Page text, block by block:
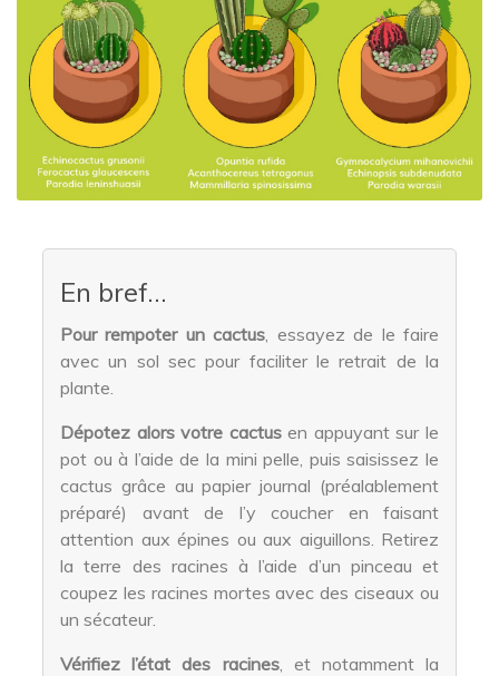
En bref...
Pour rempoter un cactus , essayez de le faire
avec un sol sec pour faciliter le retrait de la
plante.
Dépotez alors votre cactusen appuyant sur le
pot ou à l’aide de la mini pelle, puis saisissez le
cactus grâce au papier journal (préalablement
préparé) avant de l’y coucher en faisant
attention aux épines ou aux aiguillons. Retirez
la terre des racines à l’aide d’un pinceau et
coupez les racines mortes avec des ciseaux ou
un sécateur.
Vérifiez l’état des racines, et notamment la